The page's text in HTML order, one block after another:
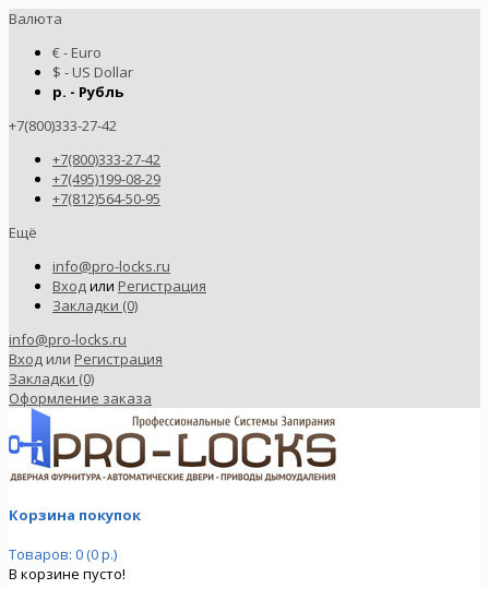
Валюта
€ - Euro
$ - US Dollar
р. - Рубль
+7(800)333-27-42
+7(800)333-27-42
+7(495)199-08-29
+7(812)564-50-95
Ещё
info@pro-locks.ru
Входили Регистрация
Закладки (0)
info@pro-locks.ru
Вход или Регистрация
Закладки (0)
Оформление заказа
Корзина покупок
Товаров: 0 (0 р.)
В корзине пусто!